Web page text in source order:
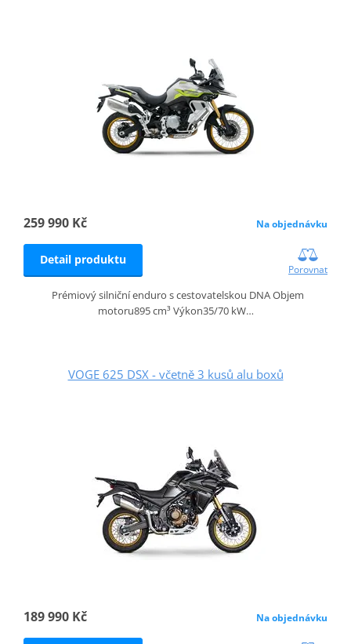
259 990 Kč Na objednávku
Detail produktu
Porovnat
Prémiový silniční enduro s cestovatelskou DNA Objem
motoru895 cm³ Výkon35/70 kW…
VOGE 625 DSX - včetně 3 kusů alu boxů
189 990 Kč Na objednávku